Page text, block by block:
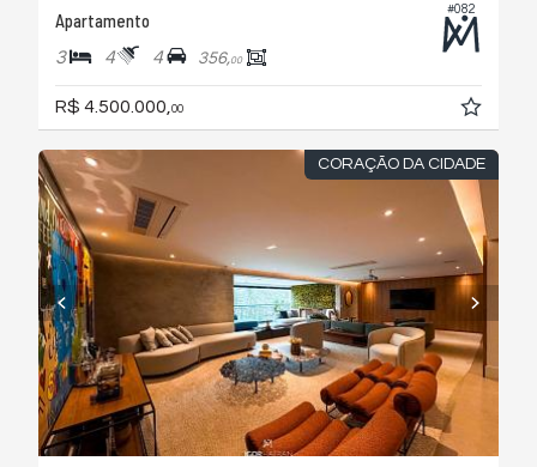
#082
Apartamento
3 4 4 356,00
R$ 4.500.000, 00
CORAÇÃO DA CIDADE